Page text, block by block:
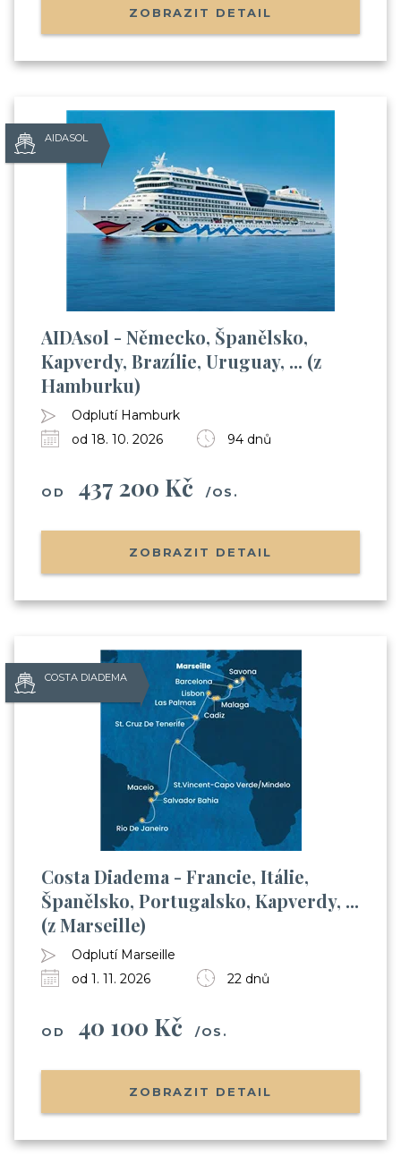
ZOBRAZIT DETAIL
AIDASOL
AIDAsol - Německo, Španělsko,
Kapverdy, Brazílie, Uruguay, ... (z
Hamburku)
Odplutí Hamburk
od 18. 10. 2026
94 dnů
OD 437 200 Kč /OS.
ZOBRAZIT DETAIL
COSTA DIADEMA
Costa Diadema - Francie, Itálie,
Španělsko, Portugalsko, Kapverdy, ...
(z Marseille)
Odplutí Marseille
od 1. 11. 2026
22 dnů
OD 40 100 Kč /OS.
ZOBRAZIT DETAIL
Informace o Skupinových plavbách
Odesláním souhlasíte se
zpracováním osobních údajů